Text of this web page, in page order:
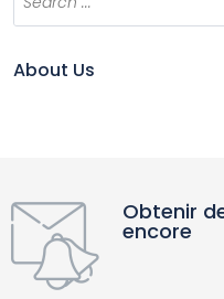
About Us
Obtenir
encore